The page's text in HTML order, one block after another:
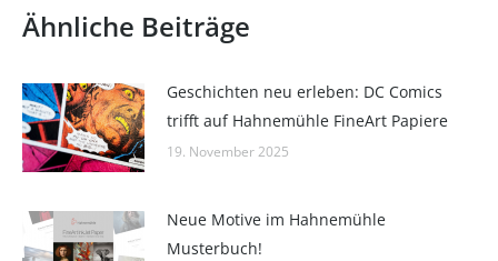
Ähnliche Beiträge
Geschichten neu erleben: DC Comics
trifft auf Hahnemühle FineArt Papiere
19. November 2025
Neue Motive im Hahnemühle
Musterbuch!